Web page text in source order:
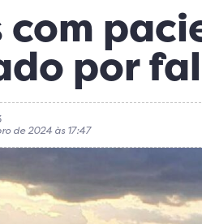
por
de 2024 às 17:47